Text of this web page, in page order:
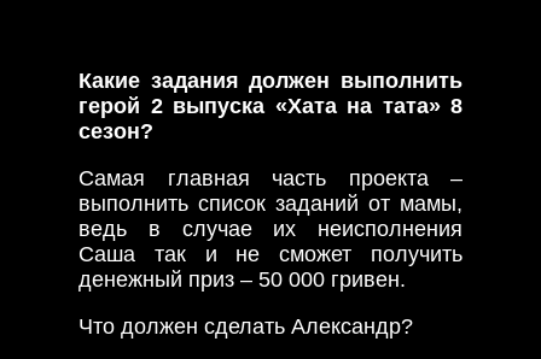
Какие задания должен выполнить
герой 2 выпуска «Хата на тата» 8
сезон?
Самая главная часть проекта –
выполнить список заданий от мамы,
ведь в случае их неисполнения
Саша так и не сможет получить
денежный приз – 50 000 гривен.
Что должен сделать Александр?